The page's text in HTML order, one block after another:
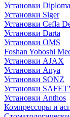
Установки
Установки Siger
Установки Cefla
Установки Darta
Установки OMS
Foshan Yoboshi
Установки AJAX
Установки Anya
Установки SONZ
Установки
Установки Anthos
Компрессоры и